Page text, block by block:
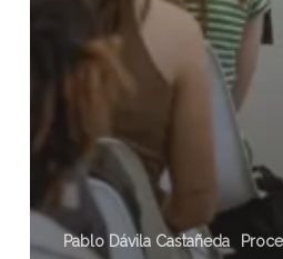
Pablo Dávila Castañeda